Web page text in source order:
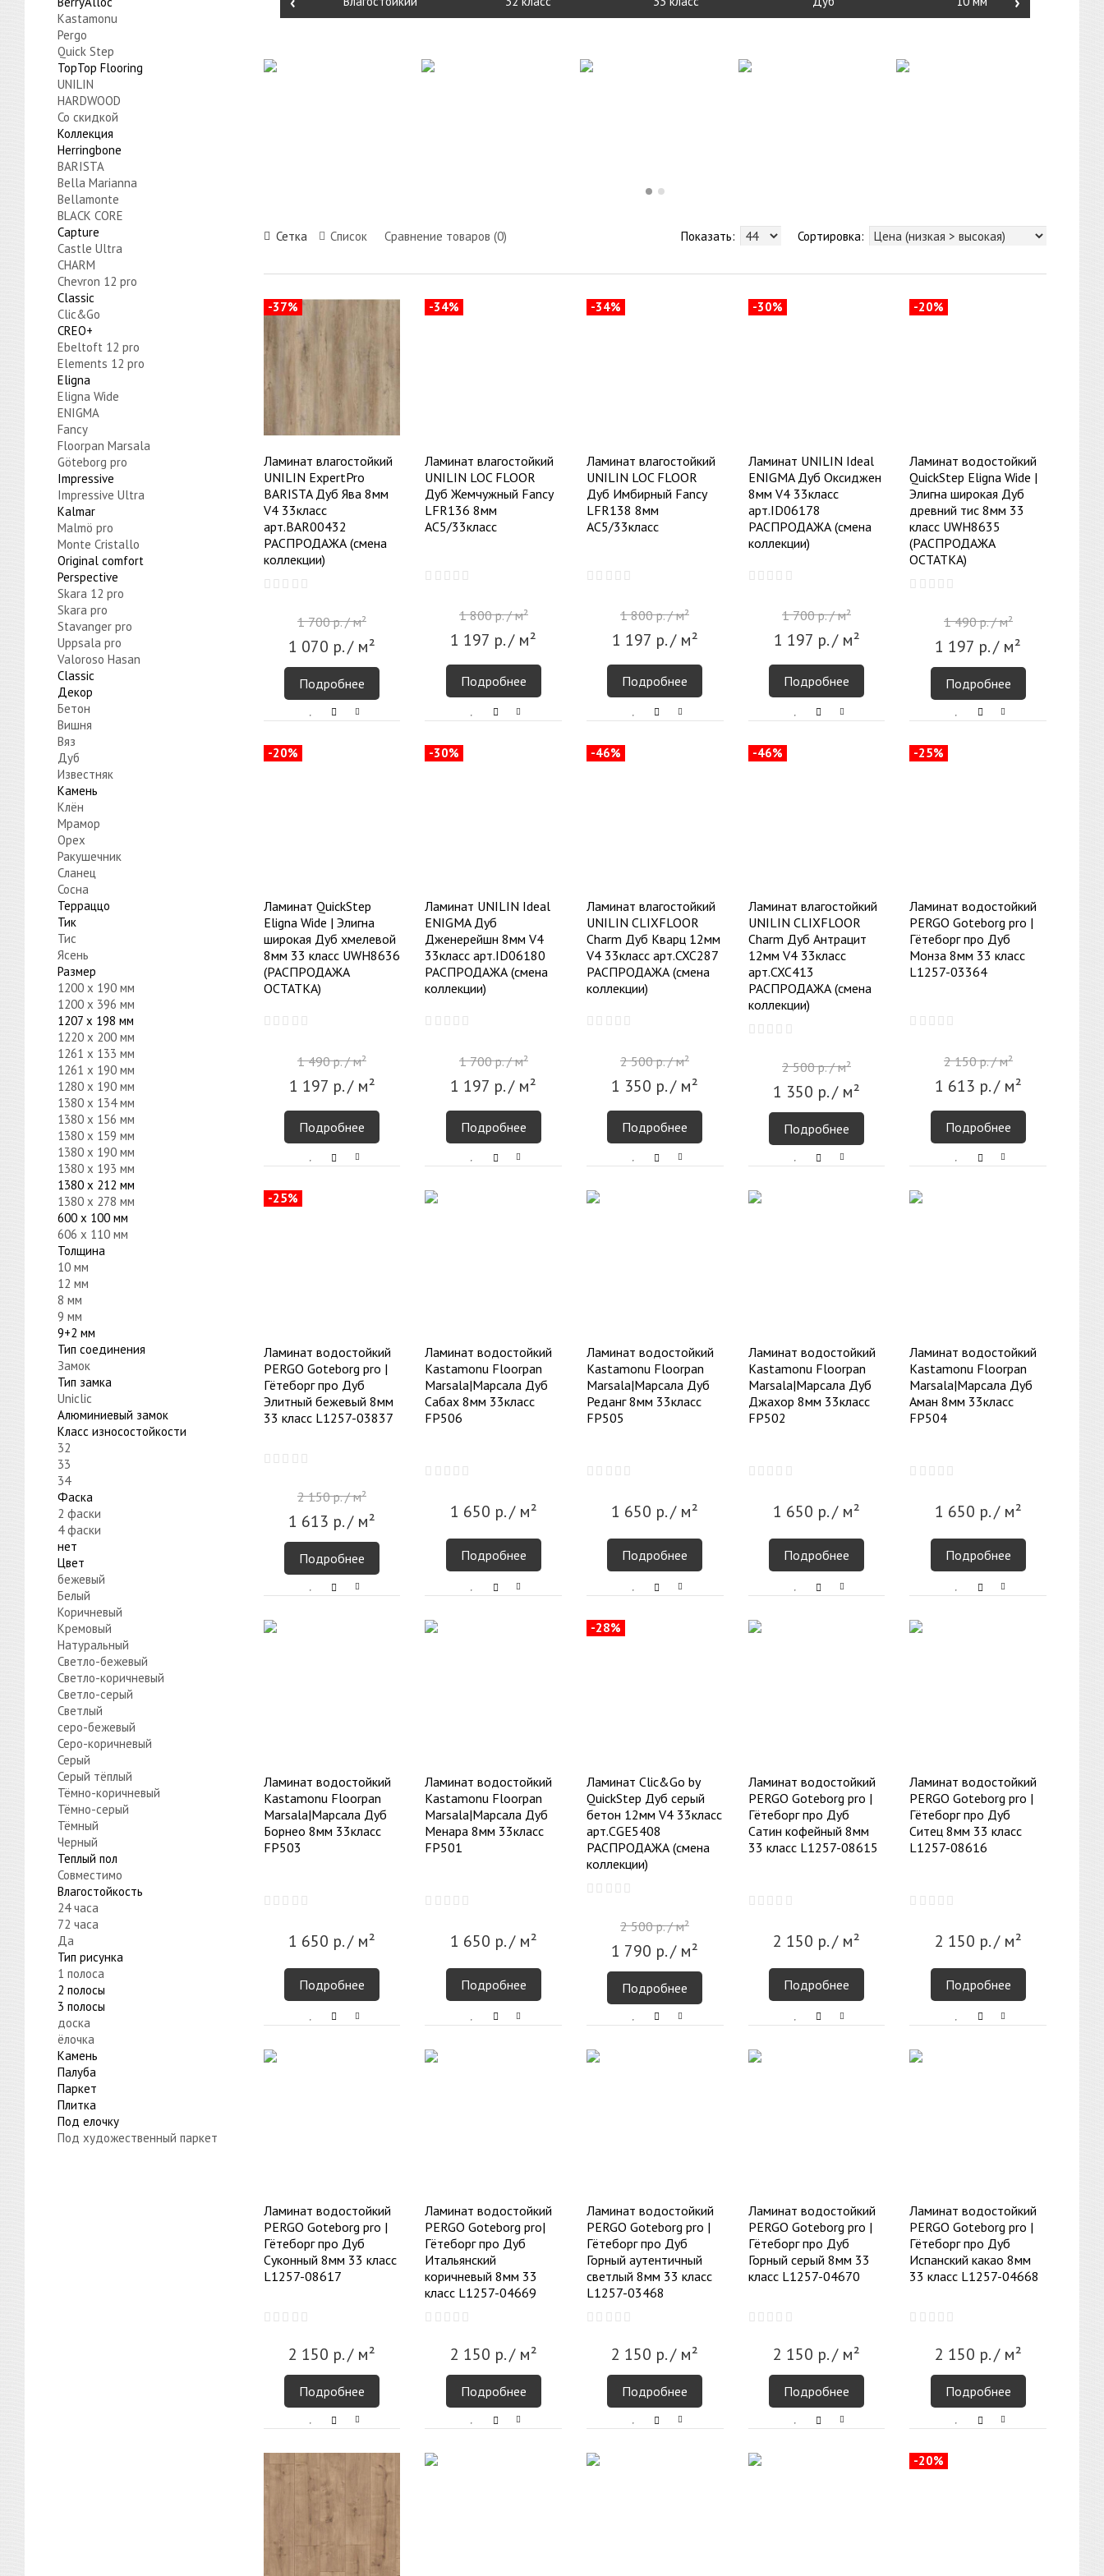
Сетка Список Сравнение товаров (0) Показать: Сортировка:
Ламинат влагостойкий
UNILIN ExpertPro
BARISTA Дуб Ява 8мм
V4 33класс
арт.BAR00432
РАСПРОДАЖА (смена
коллекции)
1 700р./ м²
1 070 р./ м²
Подробнее
-37%
Ламинат влагостойкий
UNILIN LOC FLOOR
Дуб Жемчужный Fancy
LFR136 8мм
АС5/33класс
1 800р./ м²
1 197 р./ м²
Подробнее
-34%
Ламинат влагостойкий
UNILIN LOC FLOOR
Дуб Имбирный Fancy
LFR138 8мм
АС5/33класс
1 800р./ м²
1 197 р./ м²
Подробнее
-34%
Ламинат UNILIN Ideal
ENIGMA Дуб Оксиджен
8мм V4 33класс
арт.ID06178
РАСПРОДАЖА (смена
коллекции)
1 700р./ м²
1 197 р./ м²
Подробнее
-30%
Ламинат водостойкий
QuickStep Eligna Wide |
Элигна широкая Дуб
древний тис 8мм 33
класс UWH8635
(РАСПРОДАЖА
ОСТАТКА)
1 490р./ м²
1 197 р./ м²
Подробнее
-20%
Ламинат QuickStep
Eligna Wide | Элигна
широкая Дуб хмелевой
8мм 33 класс UWH8636
(РАСПРОДАЖА
ОСТАТКА)
1 490р./ м²
1 197 р./ м²
Подробнее
-20%
Ламинат UNILIN Ideal
ENIGMA Дуб
Дженерейшн 8мм V4
33класс арт.ID06180
РАСПРОДАЖА (смена
коллекции)
1 700р./ м²
1 197 р./ м²
Подробнее
-30%
Ламинат влагостойкий
UNILIN CLIXFLOOR
Charm Дуб Кварц 12мм
V4 33класс арт.CXC287
РАСПРОДАЖА (смена
коллекции)
2 500р./ м²
1 350 р./ м²
Подробнее
-46%
Ламинат влагостойкий
UNILIN CLIXFLOOR
Charm Дуб Антрацит
12мм V4 33класс
арт.CXC413
РАСПРОДАЖА (смена
коллекции)
2 500р./ м²
1 350 р./ м²
Подробнее
-46%
Ламинат водостойкий
PERGO Goteborg pro |
Гётеборг про Дуб
Монза 8мм 33 класс
L1257-03364
2 150р./ м²
1 613 р./ м²
Подробнее
-25%
Ламинат водостойкий
PERGO Goteborg pro |
Гётеборг про Дуб
Элитный бежевый 8мм
33 класс L1257-03837
2 150р./ м²
1 613 р./ м²
Подробнее
-25%
Ламинат водостойкий
Kastamonu Floorpan
Marsala|Марсала Дуб
Сабах 8мм 33класс
FP506
1 650 р./ м²
Подробнее
Ламинат водостойкий
Kastamonu Floorpan
Marsala|Марсала Дуб
Реданг 8мм 33класс
FP505
1 650 р./ м²
Подробнее
Ламинат водостойкий
Kastamonu Floorpan
Marsala|Марсала Дуб
Джахор 8мм 33класс
FP502
1 650 р./ м²
Подробнее
Ламинат водостойкий
Kastamonu Floorpan
Marsala|Марсала Дуб
Аман 8мм 33класс
FP504
1 650 р./ м²
Подробнее
Ламинат водостойкий
Kastamonu Floorpan
Marsala|Марсала Дуб
Борнео 8мм 33класс
FP503
1 650 р./ м²
Подробнее
Ламинат водостойкий
Kastamonu Floorpan
Marsala|Марсала Дуб
Менара 8мм 33класс
FP501
1 650 р./ м²
Подробнее
Ламинат Cliс&Go by
QuickStep Дуб серый
бетон 12мм V4 33класс
арт.CGE5408
РАСПРОДАЖА (смена
коллекции)
2 500р./ м²
1 790 р./ м²
Подробнее
-28%
Ламинат водостойкий
PERGO Goteborg pro |
Гётеборг про Дуб
Сатин кофейный 8мм
33 класс L1257-08615
2 150 р./ м²
Подробнее
Ламинат водостойкий
PERGO Goteborg pro |
Гётеборг про Дуб
Cитец 8мм 33 класс
L1257-08616
2 150 р./ м²
Подробнее
Ламинат водостойкий
PERGO Goteborg pro |
Гётеборг про Дуб
Cуконный 8мм 33 класс
L1257-08617
2 150 р./ м²
Подробнее
Ламинат водостойкий
PERGO Goteborg pro|
Гётеборг про Дуб
Итальянский
коричневый 8мм 33
класс L1257-04669
2 150 р./ м²
Подробнее
Ламинат водостойкий
PERGO Goteborg pro |
Гётеборг про Дуб
Горный аутентичный
светлый 8мм 33 класс
L1257-03468
2 150 р./ м²
Подробнее
Ламинат водостойкий
PERGO Goteborg pro |
Гётеборг про Дуб
Горный серый 8мм 33
класс L1257-04670
2 150 р./ м²
Подробнее
Ламинат водостойкий
PERGO Goteborg pro |
Гётеборг про Дуб
Испанский какао 8мм
33 класс L1257-04668
2 150 р./ м²
Подробнее
-20%
Kastamonu
Pergo
Quick Step
TopTop Flooring
UNILIN
HARDWOOD
Со скидкой
Коллекция
Herringbone
BARISTA
Bella Marianna
Bellamonte
BLACK CORE
Capture
Castle Ultra
CHARM
Chevron 12 pro
Classic
Cliс&Go
CREO+
Ebeltoft 12 pro
Elements 12 pro
Eligna
Eligna Wide
ENIGMA
Fancy
Floorpan Marsala
Göteborg pro
Impressive
Impressive Ultra
Kalmar
Malmö pro
Monte Cristallo
Original comfort
Perspective
Skara 12 pro
Skara pro
Stavanger pro
Uppsala pro
Valoroso Hasan
Сlassic
Декор
Бетон
Вишня
Вяз
Дуб
Известняк
Камень
Клён
Мрамор
Орех
Ракушечник
Сланец
Сосна
Терраццо
Тик
Тис
Ясень
Размер
1200 x 190 мм
1200 x 396 мм
1207 x 198 мм
1220 x 200 мм
1261 x 133 мм
1261 x 190 мм
1280 x 190 мм
1380 x 134 мм
1380 x 156 мм
1380 x 159 мм
1380 x 190 мм
1380 x 193 мм
1380 x 212 мм
1380 x 278 мм
600 x 100 мм
606 x 110 мм
Толщина
10 мм
12 мм
8 мм
9 мм
9+2 мм
Тип соединения
Замок
Тип замка
Uniclic
Алюминиевый замок
Класс износостойкости
32
33
34
Фаска
2 фаски
4 фаски
нет
Цвет
бежевый
Белый
Коричневый
Кремовый
Натуральный
Светло-бежевый
Светло-коричневый
Светло-серый
Светлый
серо-бежевый
Серо-коричневый
Серый
Серый тёплый
Тёмно-коричневый
Тёмно-серый
Тёмный
Черный
Теплый пол
Совместимо
Влагостойкость
24 часа
72 часа
Да
Тип рисунка
1 полоса
2 полосы
3 полосы
доска
ёлочка
Камень
Палуба
Паркет
Плитка
Под елочку
Под художественный паркет